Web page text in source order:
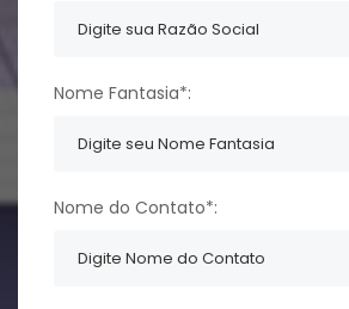
Nome Fantasia*:
Nome do Contato*: